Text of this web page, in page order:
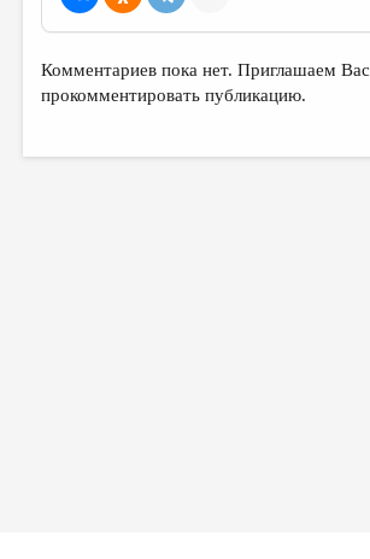
Комментариев пока нет. Приглашаем Вас
прокомментировать публикацию.